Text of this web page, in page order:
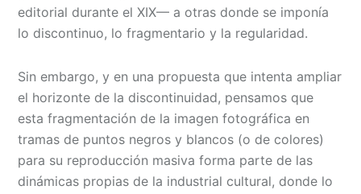
editorial durante el XIX— a otras donde se imponía
lo discontinuo, lo fragmentario y la regularidad.
Sin embargo, y en una propuesta que intenta ampliar
el horizonte de la discontinuidad, pensamos que
esta fragmentación de la imagen fotográfica en
tramas de puntos negros y blancos (o de colores)
para su reproducción masiva forma parte de las
dinámicas propias de la industrial cultural, donde lo